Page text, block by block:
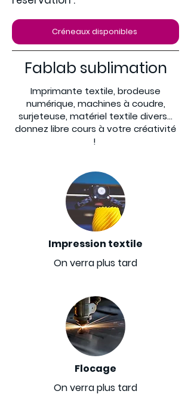
Créneaux disponibles
Fablab sublimation
Imprimante textile, brodeuse
numérique, machines à coudre,
surjeteuse, matériel textile divers...
donnez libre cours à votre créativité
!
Impression textile
On verra plus tard
Flocage
On verra plus tard